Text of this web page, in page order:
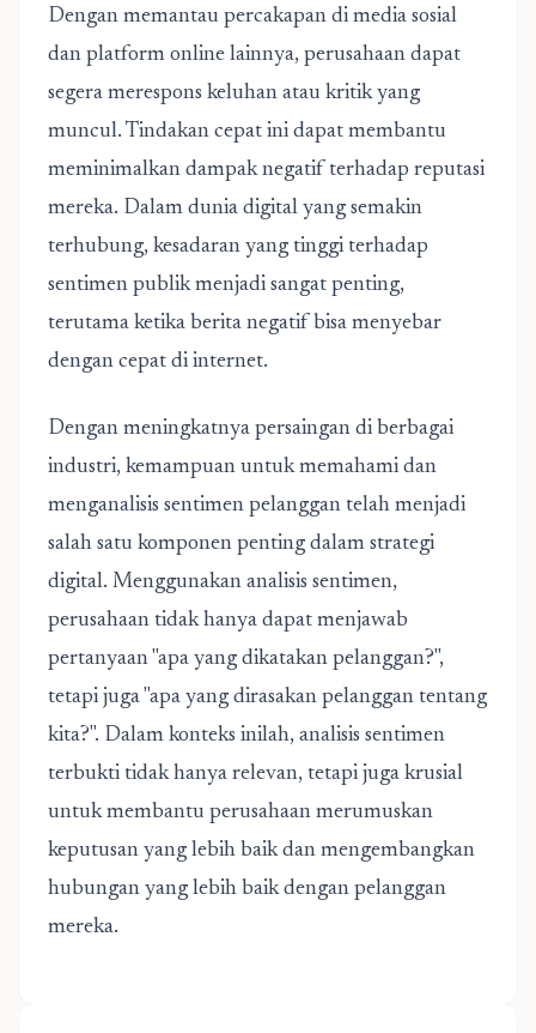
Dengan memantau percakapan di media sosial
dan platform online lainnya, perusahaan dapat
segera merespons keluhan atau kritik yang
muncul. Tindakan cepat ini dapat membantu
meminimalkan dampak negatif terhadap reputasi
mereka. Dalam dunia digital yang semakin
terhubung, kesadaran yang tinggi terhadap
sentimen publik menjadi sangat penting,
terutama ketika berita negatif bisa menyebar
dengan cepat di internet.
Dengan meningkatnya persaingan di berbagai
industri, kemampuan untuk memahami dan
menganalisis sentimen pelanggan telah menjadi
salah satu komponen penting dalam strategi
digital. Menggunakan analisis sentimen,
perusahaan tidak hanya dapat menjawab
pertanyaan "apa yang dikatakan pelanggan?",
tetapi juga "apa yang dirasakan pelanggan tentang
kita?". Dalam konteks inilah, analisis sentimen
terbukti tidak hanya relevan, tetapi juga krusial
untuk membantu perusahaan merumuskan
keputusan yang lebih baik dan mengembangkan
hubungan yang lebih baik dengan pelanggan
mereka.